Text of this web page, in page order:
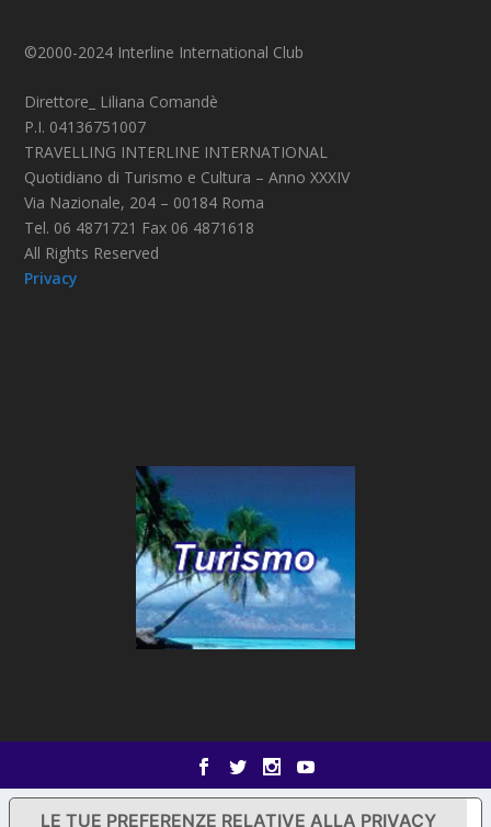
©2000-2024 Interline International Club
Direttore_ Liliana Comandè
P.I. 04136751007
TRAVELLING INTERLINE INTERNATIONAL
Quotidiano di Turismo e Cultura – Anno XXXIV
Via Nazionale, 204 – 00184 Roma
Tel. 06 4871721 Fax 06 4871618
All Rights Reserved
Privacy
LE TUE PREFERENZE RELATIVE ALLA PRIVACY